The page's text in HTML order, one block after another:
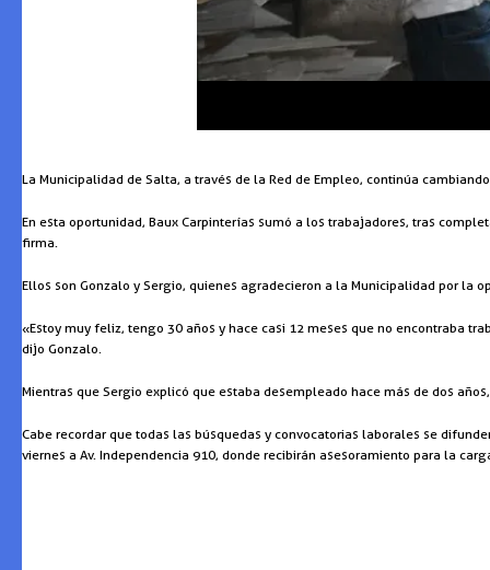
La Municipalidad de Salta, a través de la Red de Empleo, continúa
En esta oportunidad, Baux Carpinterías sumó a los trabajadores, tras
firma.
Ellos son Gonzalo y Sergio, quienes agradecieron a la Municipalidad por la
«Estoy muy feliz, tengo 30 años y hace casi 12 meses que no encontraba
dijo Gonzalo.
Mientras que Sergio explicó que estaba desempleado hace más de dos
Cabe recordar que todas las búsquedas y convocatorias laborales se
viernes a Av. Independencia 910, donde recibirán asesoramiento para la